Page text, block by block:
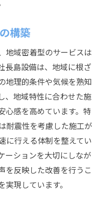
構築
地域密着型のサービスは
長島設備は、地域に根ざ
地理的条件や気候を熟知
、地域特性に合わせた施
心感を高めています。特
耐震性を考慮した施工が
に行える体制を整えてい
ーションを大切にしなが
を反映した改善を行うこ
現しています。